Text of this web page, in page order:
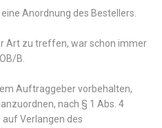
Anordnung des Bestellers.
Art zu treffen, war schon immer
B.
Auftraggeber vorbehalten,
nach § 1 Abs. 4
Verlangen des